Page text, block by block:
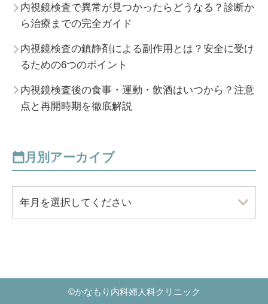
内視鏡検査で異常が見つかったらどうなる？診断か
ら治療までの完全ガイド
内視鏡検査の鎮静剤による副作用とは？安全に受け
るための6つのポイント
内視鏡検査後の食事・運動・飲酒はいつから？注意
点と再開時期を徹底解説
月別アーカイブ
年月を選択してください
©かなもり内科婦人科クリニック